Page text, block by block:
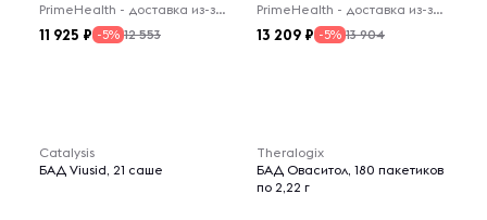
PrimeHealth - доставка из-за рубежа
11 925 -5% 12 553
PrimeHealth - доставка из-за рубежа
13 209 -5% 13 904
Catalysis
БАД Viusid, 21 саше
Theralogix
БАД Оваситол, 180 пакетиков
по 2,22 г